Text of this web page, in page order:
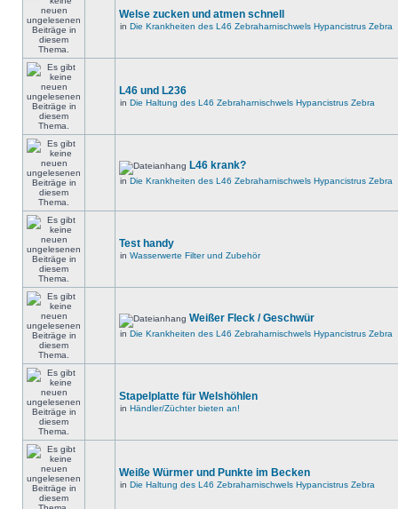
Welse zucken und atmen schnell
in Die Krankheiten des L46 Zebraharnischwels Hypancistrus Zebra
L46 und L236
in Die Haltung des L46 Zebraharnischwels Hypancistrus Zebra
L46 krank?
in Die Krankheiten des L46 Zebraharnischwels Hypancistrus Zebra
Test handy
in Wasserwerte Filter und Zubehör
Weißer Fleck / Geschwür
in Die Krankheiten des L46 Zebraharnischwels Hypancistrus Zebra
Stapelplatte für Welshöhlen
in Händler/Züchter bieten an!
Weiße Würmer und Punkte im Becken
in Die Haltung des L46 Zebraharnischwels Hypancistrus Zebra